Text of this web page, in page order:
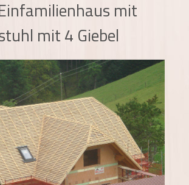
mit
mit 4 Giebel